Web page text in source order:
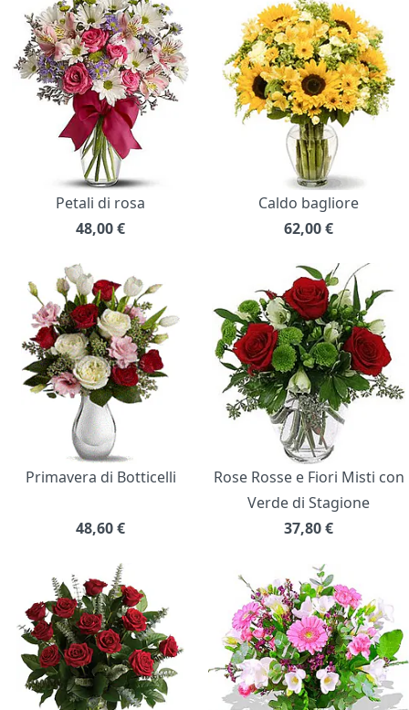
Petali di rosa
48,00€
Caldo bagliore
62,00€
Primavera di Botticelli
48,60€
Rose Rosse e Fiori Misti con
Verde di Stagione
37,80€